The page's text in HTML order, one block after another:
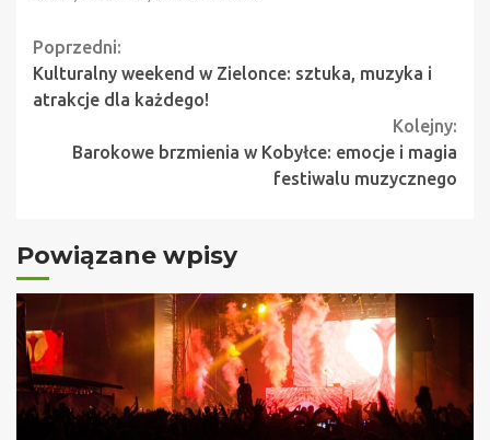
Continue
Reading
Poprzedni:
Kulturalny weekend w Zielonce: sztuka, muzyka i
atrakcje dla każdego!
Kolejny:
Barokowe brzmienia w Kobyłce: emocje i magia
festiwalu muzycznego
Powiązane wpisy